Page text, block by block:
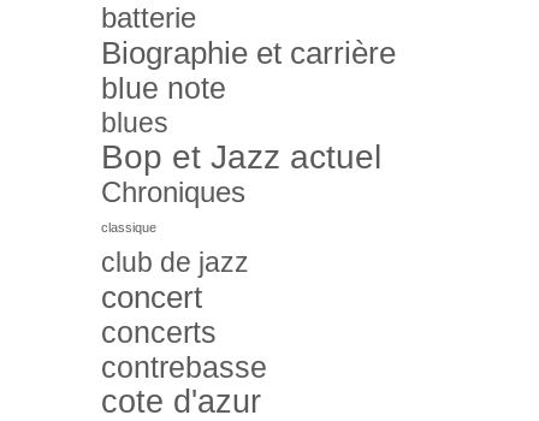
batterie
Biographie et carrière
blue note
blues
Bop et Jazz actuel
Chroniques
classique
club de jazz
concert
concerts
contrebasse
cote d'azur